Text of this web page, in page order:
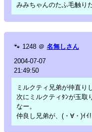
みみちゃんのたふ毛触り
🐾 1248 ＠ 名無しさん
2004-07-07
21:49:50
ミルクティ兄弟が仲直り
次にミルクティﾀﾝが玉取
なー。
仲良し兄弟が、(・∀・)ｲｲ!